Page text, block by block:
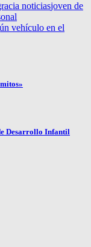
noticiasjoven de
vehículo en el
Desarrollo Infantil